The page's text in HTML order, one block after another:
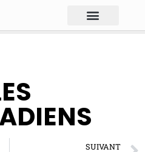
SUIVANT